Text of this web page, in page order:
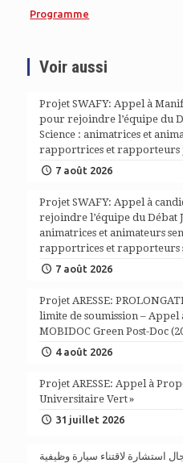
Programme
Voir aussi
Projet SWAFY: Appel à
pour rejoindre l’équipe du
Science : animatrices et
rapportrices et rapporteurs
7 août 2026
Projet SWAFY: Appel à
rejoindre l’équipe du Débat
animatrices et animateurs
rapportrices et rapporteurs
7 août 2026
Projet ARESSE:
limite de soumission – Appel
MOBIDOC Green Post-Doc
4 août 2026
Projet ARESSE: Appel à
Universitaire Vert »
31 juillet 2026
استشارة لاقتناء سيارة وظيفية